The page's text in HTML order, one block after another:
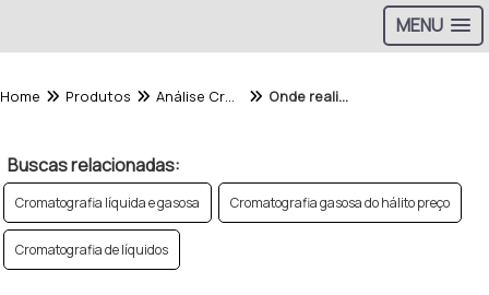
MENU
Home Produtos Análise Cromatografica - Categoria Onde realizar análise de cromatografia gasosa em óleo isolante
Buscas relacionadas:
Cromatografia líquida e gasosa Cromatografia gasosa do hálito preço
Cromatografia de líquidos